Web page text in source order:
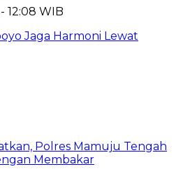
12:08 WIB
Jaga Harmoni Lewat
Polres Mamuju Tengah
Membakar